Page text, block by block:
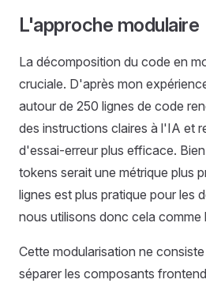
L'approche modulaire
La décomposition du code en
cruciale. D'après mon
autour de 250 lignes de code
des instructions claires à l'IA et
d'essai-erreur plus efficace.
tokens serait une métrique plus
lignes est plus pratique pour les
nous utilisons donc cela comme
Cette modularisation ne
séparer les composants